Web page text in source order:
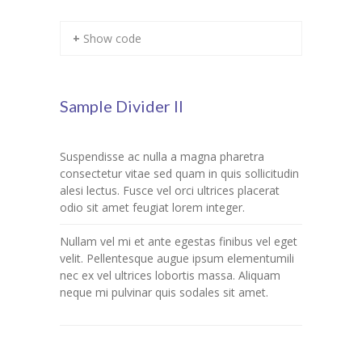
+ Show code
Sample Divider II
Suspendisse ac nulla a magna pharetra
consectetur vitae sed quam in quis sollicitudin
alesi lectus. Fusce vel orci ultrices placerat
odio sit amet feugiat lorem integer.
Nullam vel mi et ante egestas finibus vel eget
velit. Pellentesque augue ipsum elementumili
nec ex vel ultrices lobortis massa. Aliquam
neque mi pulvinar quis sodales sit amet.